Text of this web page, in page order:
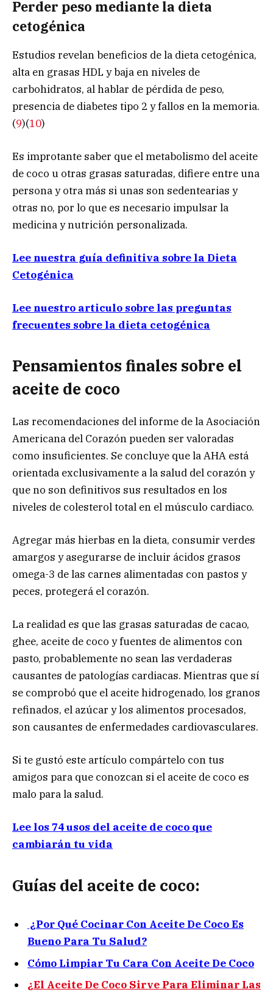
Perder peso mediante la dieta
cetogénica
Estudios revelan beneficios de la dieta cetogénica,
alta en grasas HDL y baja en niveles de
carbohidratos, al hablar de pérdida de peso,
presencia de diabetes tipo 2 y fallos en la memoria.
(9)(10)
Es improtante saber que el metabolismo del aceite
de coco u otras grasas saturadas, difiere entre una
persona y otra más si unas son sedentearias y
otras no, por lo que es necesario impulsar la
medicina y nutrición personalizada.
Lee nuestra guía definitiva sobre la Dieta
Cetogénica
Lee nuestro articulo sobre las preguntas
frecuentes sobre la dieta cetogénica
Pensamientos finales sobre el
aceite de coco
Las recomendaciones del informe de la Asociación
Americana del Corazón pueden ser valoradas
como insuficientes. Se concluye que la AHA está
orientada exclusivamente a la salud del corazón y
que no son definitivos sus resultados en los
niveles de colesterol total en el músculo cardiaco.
Agregar más hierbas en la dieta, consumir verdes
amargos y asegurarse de incluir ácidos grasos
omega-3 de las carnes alimentadas con pastos y
peces, protegerá el corazón.
La realidad es que las grasas saturadas de cacao,
ghee, aceite de coco y fuentes de alimentos con
pasto, probablemente no sean las verdaderas
causantes de patologías cardiacas. Mientras que sí
se comprobó que el aceite hidrogenado, los granos
refinados, el azúcar y los alimentos procesados,
son causantes de enfermedades cardiovasculares.
Si te gustó este artículo compártelo con tus
amigos para que conozcan si el aceite de coco es
malo para la salud.
Lee los 74 usos del aceite de coco que
cambiarán tu vida
Guías del aceite de coco:
¿Por Qué Cocinar Con Aceite De Coco Es
Bueno Para Tu Salud?
Cómo Limpiar Tu Cara Con Aceite De Coco
¿El Aceite De Coco Sirve Para Eliminar Las